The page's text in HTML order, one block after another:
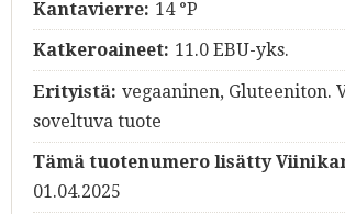
Kantavierre: 14 °P
Katkeroaineet: 11.0 EBU-yks.
Erityistä: vegaaninen, Gluteeniton.
soveltuva tuote
Tämä tuotenumero lisätty
01.04.2025